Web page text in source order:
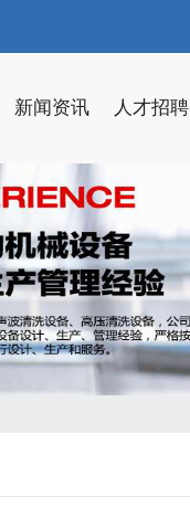
新闻资讯 人才招聘